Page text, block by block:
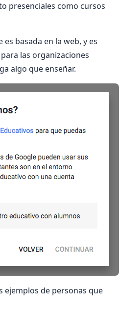
presenciales como cursos
basada en la web, y es
las organizaciones
algo que enseñar.
ejemplos de personas que